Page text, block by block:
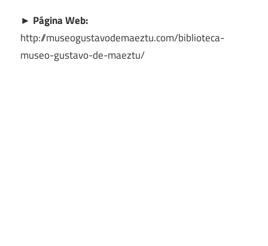
► Página Web:
http://museogustavodemaeztu.com/biblioteca-
museo-gustavo-de-maeztu/